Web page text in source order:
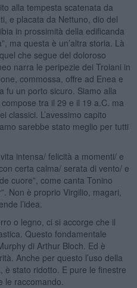
alla tempesta scatenata da
e placata da Nettuno, dio del
in prossimità della edificanda
ma questa è un’altra storia. Là
che segue del doloroso
narra le peripezie dei Troiani in
commossa, offre ad Enea e
fu un porto sicuro. Siamo alla
tra il 29 e il 19 a.C. ma
classici. L’avessimo capito
sarebbe stato meglio per tutti
intensa/ felicità a momenti/ e
certa calma/ serata di vento/ e
cuore”, come canta Tonino
Non è proprio Virgilio, magari,
l’idea.
o legno, ci si accorge che il
Questo fondamentale
di Arthur Bloch. Ed è
Anche per questo l’uso della
è stato ridotto. E pure le finestre
le raccomando.